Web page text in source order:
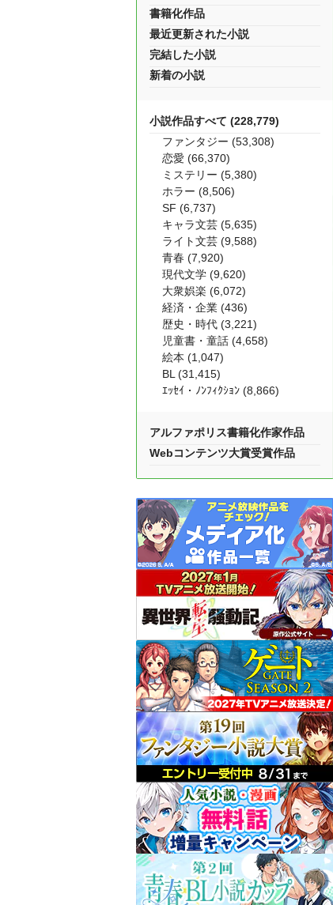
書籍化作品
最近更新された小説
完結した小説
新着の小説
小説作品すべて (228,779)
ファンタジー (53,308)
恋愛 (66,370)
ミステリー (5,380)
ホラー (8,506)
SF (6,737)
キャラ文芸 (5,635)
ライト文芸 (9,588)
青春 (7,920)
現代文学 (9,620)
大衆娯楽 (6,072)
経済・企業 (436)
歴史・時代 (3,221)
児童書・童話 (4,658)
絵本 (1,047)
BL (31,415)
ｴｯｾｲ・ﾉﾝﾌｨｸｼｮﾝ (8,866)
アルファポリス書籍化作家作品
Webコンテンツ大賞受賞作品